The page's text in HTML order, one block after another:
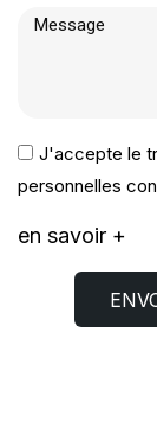
J'accepte le
personnelles
en savoir +